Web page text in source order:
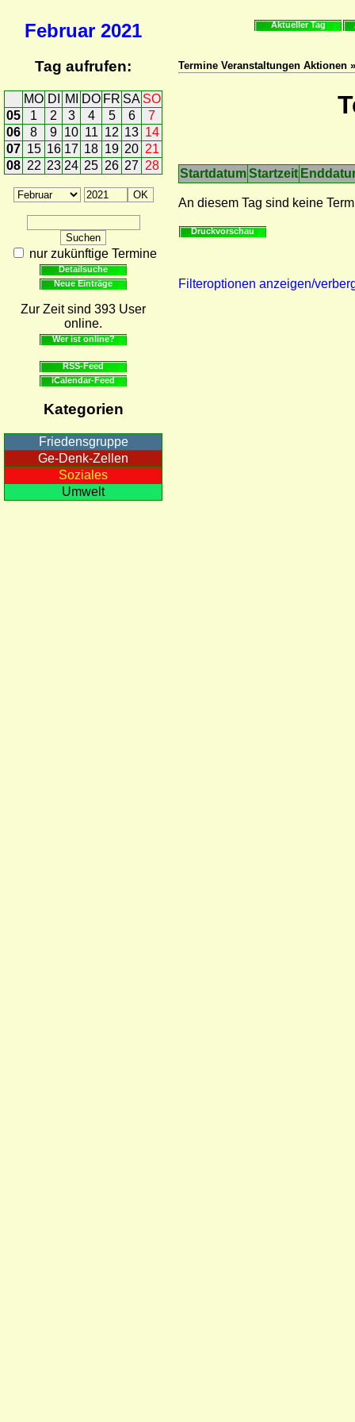
Februar 2021
Tag aufrufen:
MO DI MI DO FR SA SO
05
1 2 3 4 5 6
7
06
8 9 10 11 12 13 14
07 15 16 17 18 19 20 21
08 22 23 24 25 26 27 28
nur zukünftige Termine
Detailsuche
Neue Einträge
Zur Zeit sind 393 User
online.
Wer ist online?
RSS-Feed
iCalendar-Feed
Kategorien
Friedensgruppe
Ge-Denk-Zellen
Soziales
Umwelt
Aktueller Tag
Termine Veranstaltungen Aktionen
StartdatumStartzeit
An diesem Tag sind keine
Druckvorschau
Filteroptionen anzeigen/